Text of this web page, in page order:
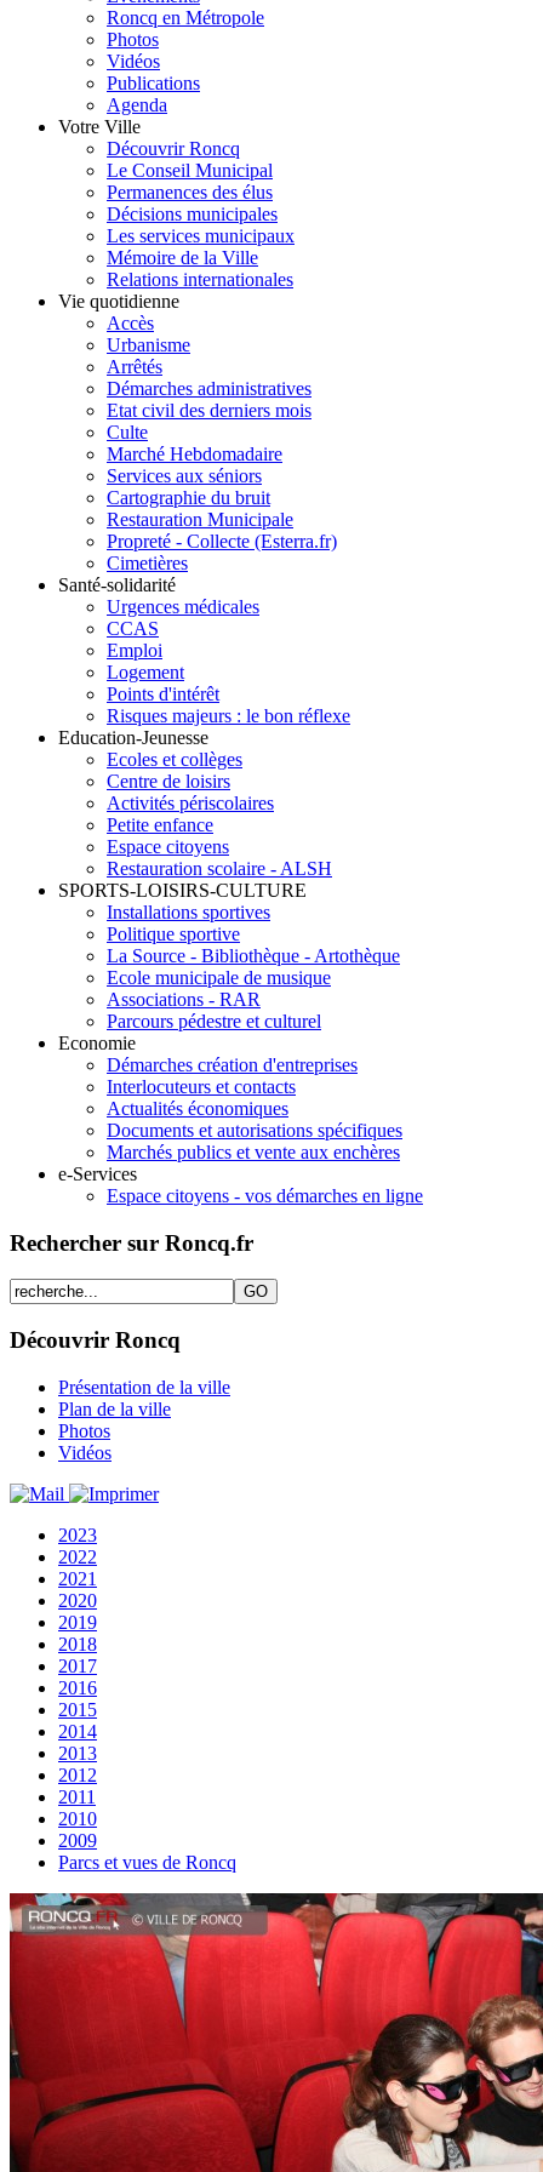
Roncq en Métropole
Photos
Vidéos
Publications
Agenda
Votre Ville
Découvrir Roncq
Le Conseil Municipal
Permanences des élus
Décisions municipales
Les services municipaux
Mémoire de la Ville
Relations internationales
Vie quotidienne
Accès
Urbanisme
Arrêtés
Démarches administratives
Etat civil des derniers mois
Culte
Marché Hebdomadaire
Services aux séniors
Cartographie du bruit
Restauration Municipale
Propreté - Collecte (Esterra.fr)
Cimetières
Santé-solidarité
Urgences médicales
CCAS
Emploi
Logement
Points d'intérêt
Risques majeurs : le bon réflexe
Education-Jeunesse
Ecoles et collèges
Centre de loisirs
Activités périscolaires
Petite enfance
Espace citoyens
Restauration scolaire - ALSH
SPORTS-LOISIRS-CULTURE
Installations sportives
Politique sportive
La Source - Bibliothèque - Artothèque
Ecole municipale de musique
Associations - RAR
Parcours pédestre et culturel
Economie
Démarches création d'entreprises
Interlocuteurs et contacts
Actualités économiques
Documents et autorisations spécifiques
Marchés publics et vente aux enchères
e-Services
Espace citoyens - vos démarches en ligne
Rechercher sur Roncq.fr
Découvrir Roncq
Présentation de la ville
Plan de la ville
Photos
Vidéos
2023
2022
2021
2020
2019
2018
2017
2016
2015
2014
2013
2012
2011
2010
2009
Parcs et vues de Roncq